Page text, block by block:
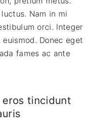
Nam in mi
orci. Integer
Donec eget
fames ac ante
eros tincidunt